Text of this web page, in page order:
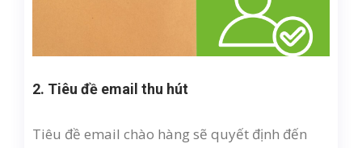
2. Tiêu đề email thu hút
Tiêu đề email chào hàng sẽ quyết định đến